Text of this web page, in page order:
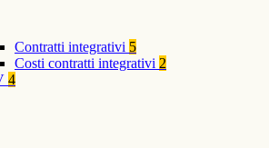
Contratti integrativi 5
Costi contratti integrativi 2
4